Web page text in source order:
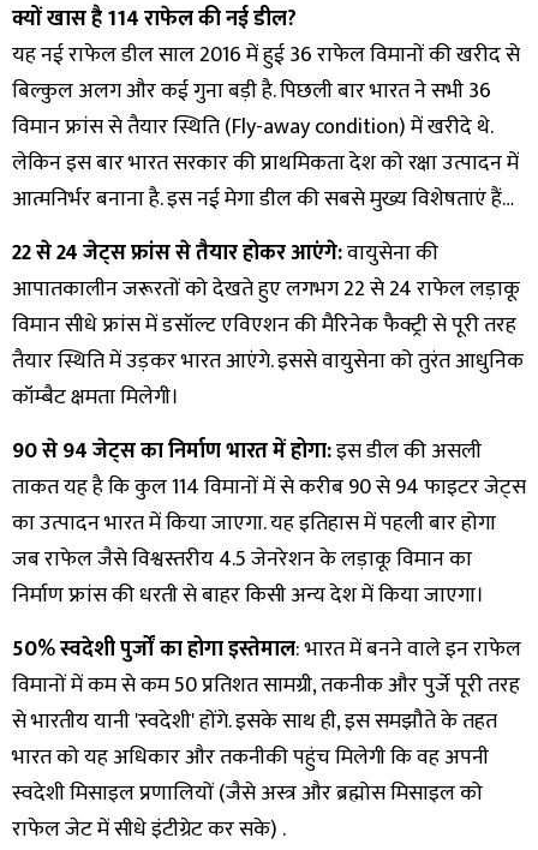
क्यों खास है 114 राफेल की नई डील?
यह नई राफेल डील साल 2016 में हुई 36 राफेल विमानों की खरीद से
बिल्कुल अलग और कई गुना बड़ी है. पिछली बार भारत ने सभी 36
विमान फ्रांस से तैयार स्थिति (Fly-away condition) में खरीदे थे.
लेकिन इस बार भारत सरकार की प्राथमिकता देश को रक्षा उत्पादन में
आत्मनिर्भर बनाना है. इस नई मेगा डील की सबसे मुख्य विशेषताएं हैं…
22 से 24 जेट्स फ्रांस से तैयार होकर आएंगे:वायुसेना की
आपातकालीन जरूरतों को देखते हुए लगभग 22 से 24 राफेल लड़ाकू
विमान सीधे फ्रांस में डसॉल्ट एविएशन की मैरिनेक फैक्ट्री से पूरी तरह
तैयार स्थिति में उड़कर भारत आएंगे. इससे वायुसेना को तुरंत आधुनिक
कॉम्बैट क्षमता मिलेगी।
90 से 94 जेट्स का निर्माण भारत में होगा:इस डील की असली
ताकत यह है कि कुल 114 विमानों में से करीब 90 से 94 फाइटर जेट्स
का उत्पादन भारत में किया जाएगा. यह इतिहास में पहली बार होगा
जब राफेल जैसे विश्वस्तरीय 4.5 जेनरेशन के लड़ाकू विमान का
निर्माण फ्रांस की धरती से बाहर किसी अन्य देश में किया जाएगा।
50% स्वदेशी पुर्जों का होगा इस्तेमाल: भारत में बनने वाले इन राफेल
विमानों में कम से कम 50 प्रतिशत सामग्री, तकनीक और पुर्जे पूरी तरह
से भारतीय यानी 'स्वदेशी' होंगे. इसके साथ ही, इस समझौते के तहत
भारत को यह अधिकार और तकनीकी पहुंच मिलेगी कि वह अपनी
स्वदेशी मिसाइल प्रणालियों (जैसे अस्त्र और ब्रह्मोस मिसाइल को
राफेल जेट में सीधे इंटीग्रेट कर सके) .